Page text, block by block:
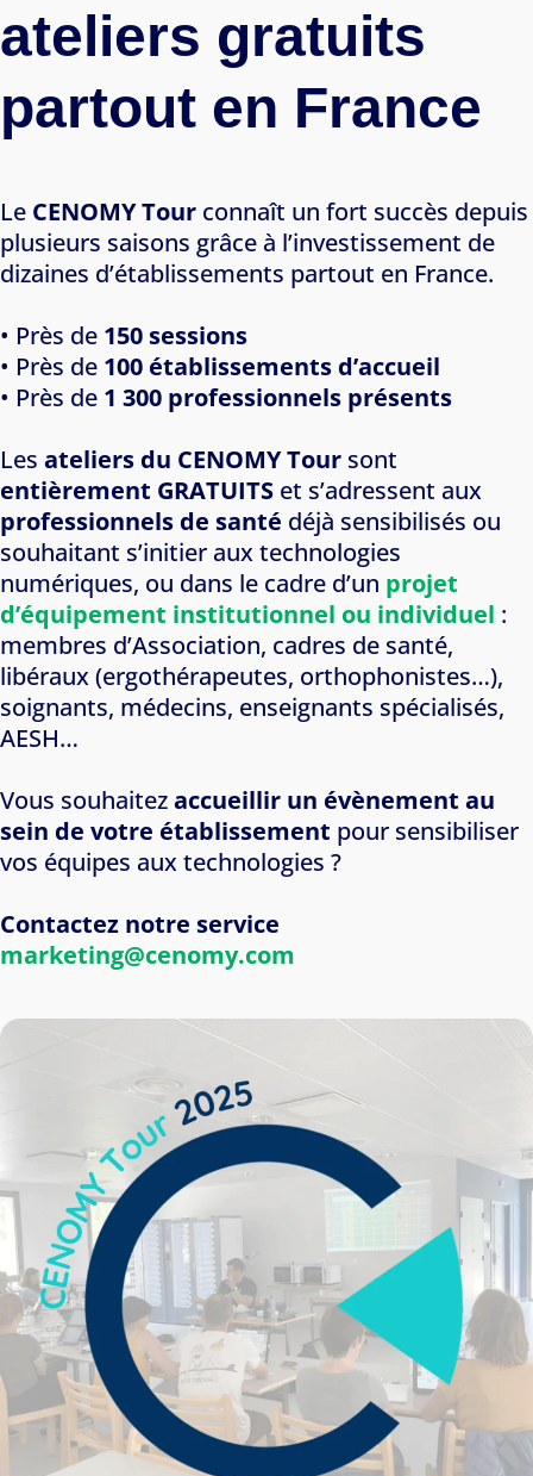
ateliers gratuits
partout en France
Le CENOMY Tour connaît un fort succès depuis
plusieurs saisons grâce à l’investissement de
dizaines d’établissements partout en France.
• Près de 150 sessions
• Près de 100 établissements d’accueil
• Près de 1 300 professionnels présents
Les ateliers du CENOMY Tour sont
entièrement GRATUITS et s’adressent aux
professionnels de santé déjà sensibilisés ou
souhaitant s’initier aux technologies
numériques, ou dans le cadre d’un projet
d’équipement institutionnel ou individuel :
membres d’Association, cadres de santé,
libéraux (ergothérapeutes, orthophonistes…),
soignants, médecins, enseignants spécialisés,
AESH…
Vous souhaitezaccueillir un évènement au
sein de votre établissement pour sensibiliser
vos équipes aux technologies ?
Contactez notre service
marketing@cenomy.com